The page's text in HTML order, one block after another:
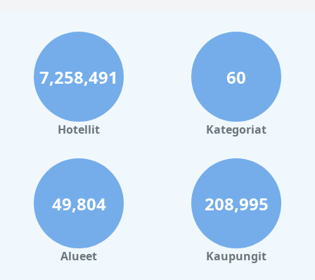
7,258,491
Hotellit
60
Kategoriat
49,804
Alueet
208,995
Kaupungit